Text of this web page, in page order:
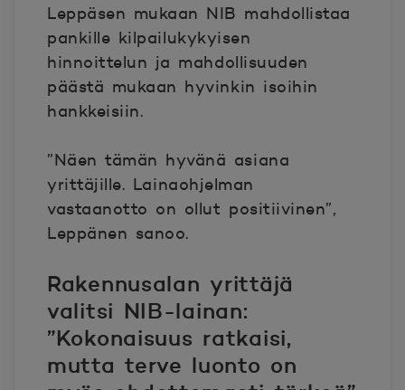
Leppäsen mukaan NIB mahdollistaa
pankille kilpailukykyisen
hinnoittelun ja mahdollisuuden
päästä mukaan hyvinkin isoihin
hankkeisiin.
”Näen tämän hyvänä asiana
yrittäjille. Lainaohjelman
vastaanotto on ollut positiivinen”,
Leppänen sanoo.
Rakennusalan yrittäjä
valitsi NIB-lainan:
”Kokonaisuus ratkaisi,
mutta terve luonto on